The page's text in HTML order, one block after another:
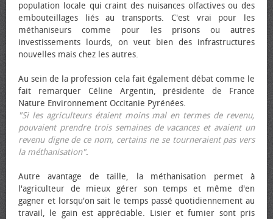
population locale qui craint des nuisances olfactives ou des
embouteillages liés au transports. C'est vrai pour les
méthaniseurs comme pour les prisons ou autres
investissements lourds, on veut bien des infrastructures
nouvelles mais chez les autres.
Au sein de la profession cela fait également débat comme le
fait remarquer Céline Argentin, présidente de France
Nature Environnement Occitanie Pyrénées.
"Si les agriculteurs étaient moins mal en termes de revenu,
pouvaient prendre trois semaines de vacances et avaient un
revenu digne de ce nom, certains ne se tourneraient pas vers
la méthanisation".
Autre avantage de taille, la méthanisation permet à
l'agriculteur de mieux gérer son temps et même d'en
gagner et lorsqu'on sait le temps passé quotidiennement au
travail, le gain est appréciable. Lisier et fumier sont pris